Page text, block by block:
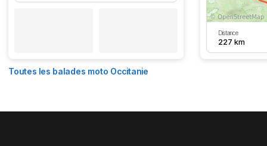
Distance
227 km
Toutes les balades moto Occitanie